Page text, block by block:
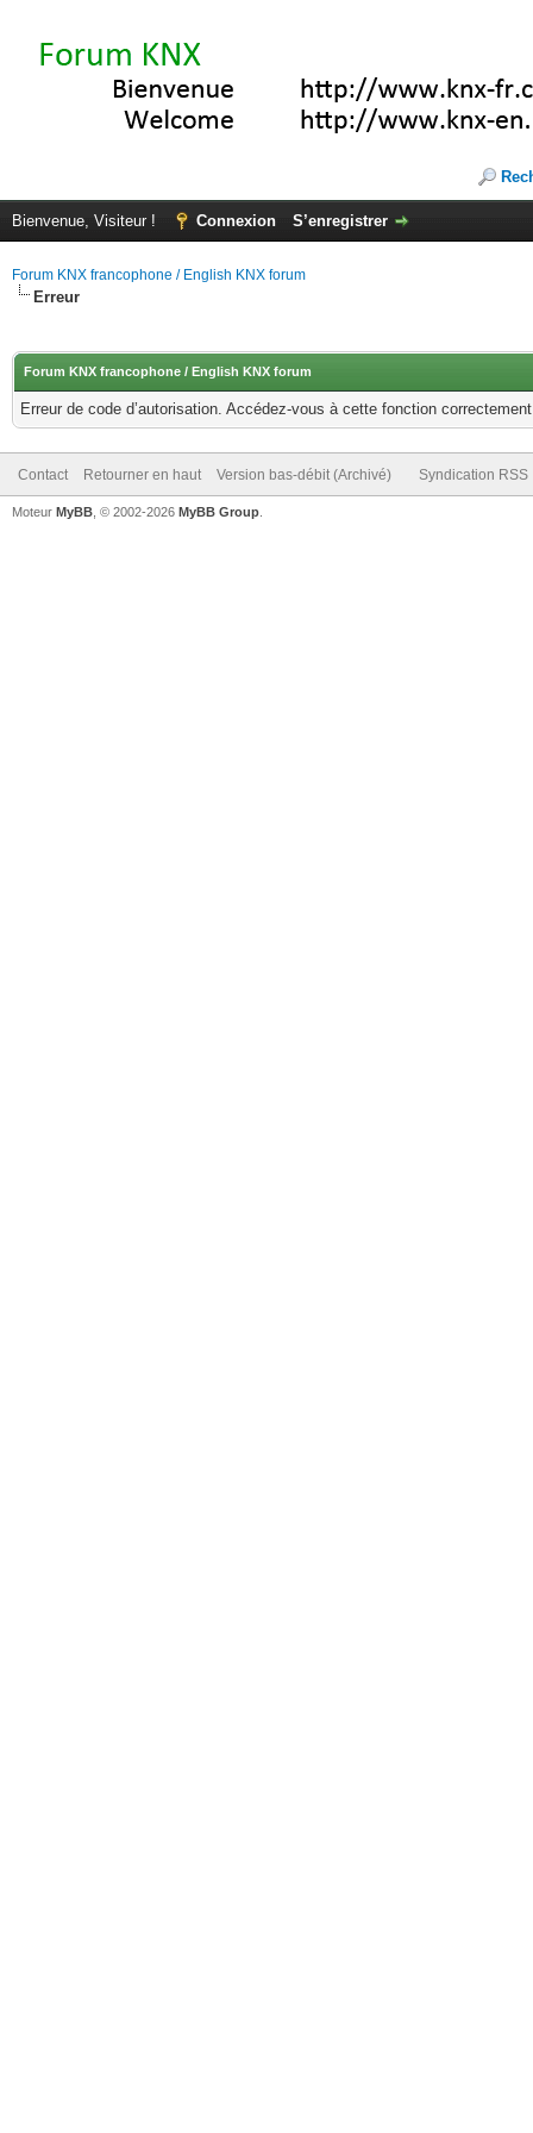
Bienvenue, Visiteur ! Connexion S’enregistrer
Forum KNX francophone / English KNX forum
Erreur
Forum KNX francophone / English KNX forum
Erreur de code d’autorisation. Accédez-vous à cette fonction
Contact Retourner en haut Version bas-débit (Archivé) Syndication RSS
Moteur MyBB , © 2002-2026 MyBB Group